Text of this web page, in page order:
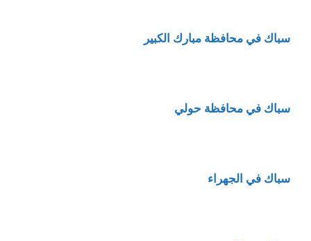
سباك في محافظة مبارك الكبير
سباك في محافظة حولي
سباك في الجهراء